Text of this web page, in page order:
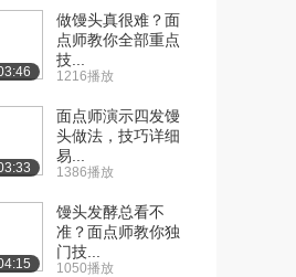
做馒头真很难？面
点师教你全部重点
技...
1216播放
面点师演示四发馒
头做法，技巧详细
易...
1386播放
馒头发酵总看不
准？面点师教你独
门技...
1050播放